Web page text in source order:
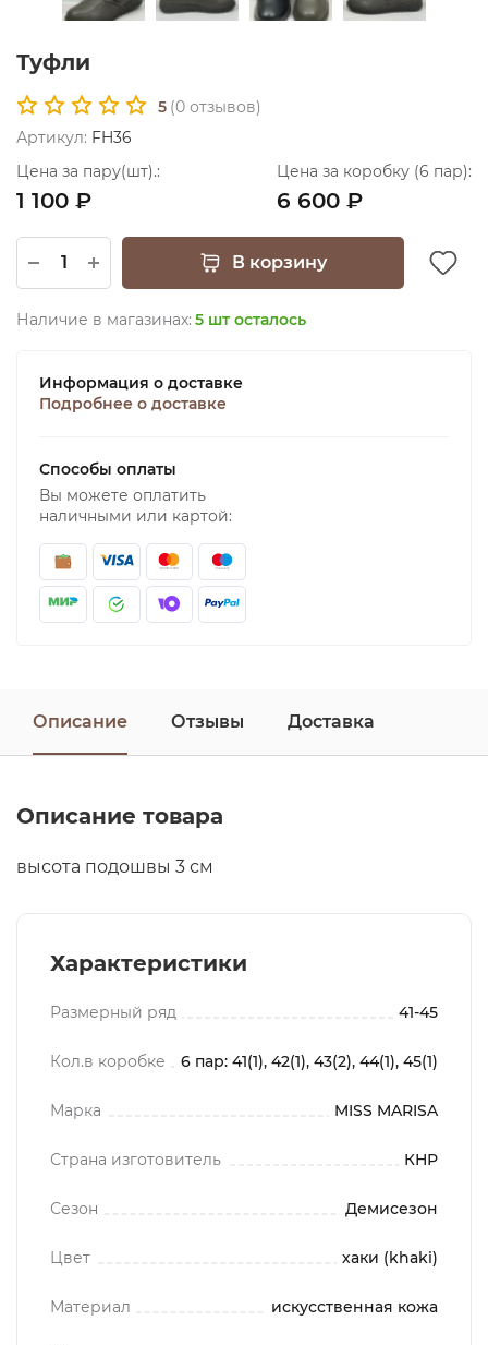
Туфли
5 (0 отзывов)
Артикул: FH36
Цена за пару(шт).:
1 100 ₽
Цена за коробку (6 пар):
6 600 ₽
В корзину
Наличие в магазинах: 5 шт осталось
Информация о доставке
Подробнее о доставке
Способы оплаты
Вы можете оплатить
наличными или картой:
Описание Отзывы Доставка
Описание товара
высота подошвы 3 см
Характеристики
Размерный ряд 41-45
Кол.в коробке 6 пар: 41(1), 42(1), 43(2), 44(1), 45(1)
Марка MISS MARISA
Страна изготовитель КНР
Сезон Демисезон
Цвет хаки (khaki)
Материал искусственная кожа